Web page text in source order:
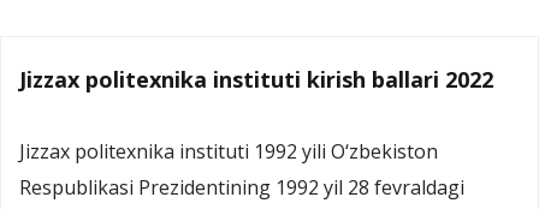
Jizzax politexnika instituti kirish ballari 2022
Jizzax politexnika instituti 1992 yili O‘zbekiston
Respublikasi Prezidentining 1992 yil 28 fevraldagi